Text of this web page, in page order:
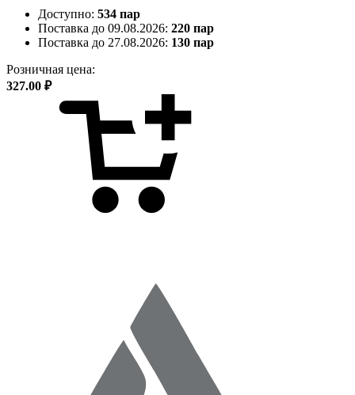
Доступно: 534 пар
Поставка до 09.08.2026: 220 пар
Поставка до 27.08.2026: 130 пар
Розничная цена:
327.00 ₽